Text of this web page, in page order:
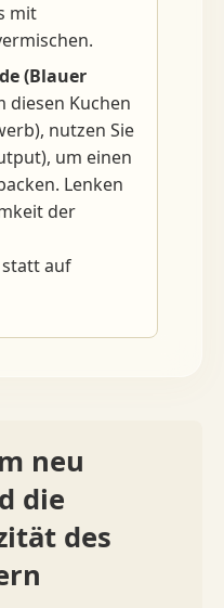
mit
(Blauer
diesen Kuchen
nutzen Sie
um einen
Lenken
der
statt auf
neu
die
des